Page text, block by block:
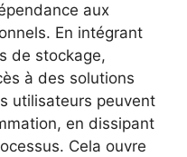
aux
En intégrant
de stockage,
à des solutions
utilisateurs peuvent
en dissipant
Cela ouvre